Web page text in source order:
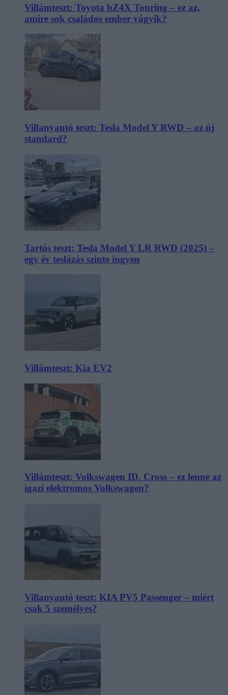
Villámteszt: Toyota bZ4X Touring – ez az,
amire sok családos ember vágyik?
Villanyautó teszt: Tesla Model Y RWD – az új
standard?
Tartós teszt: Tesla Model Y LR RWD (2025) –
egy év teslázás szinte ingyen
Villámteszt: Kia EV2
Villámteszt: Volkswagen ID. Cross – ez lenne az
igazi elektromos Volkswagen?
Villanyautó teszt: KIA PV5 Passenger – miért
csak 5 személyes?